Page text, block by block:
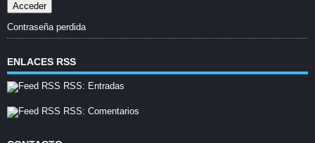
Contraseña perdida
ENLACES RSS
RSS: Entradas
RSS: Comentarios